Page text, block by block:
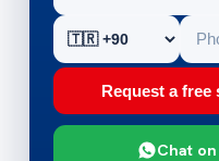
Request a
Chat